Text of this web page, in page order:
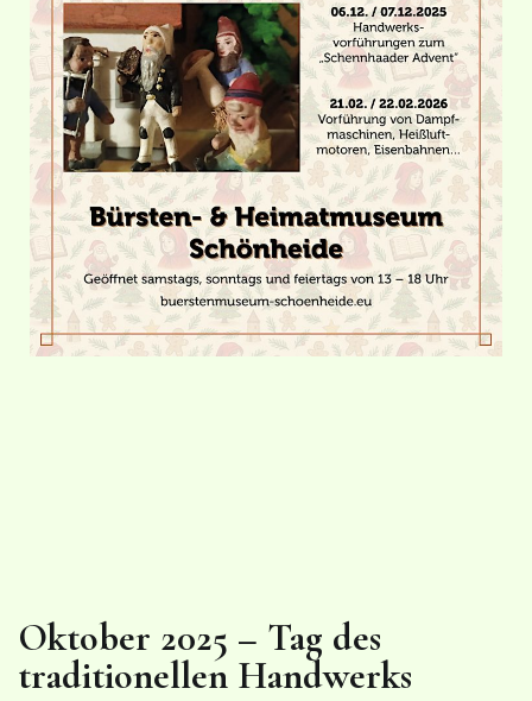
Oktober 2025 – Tag des
traditionellen Handwerks